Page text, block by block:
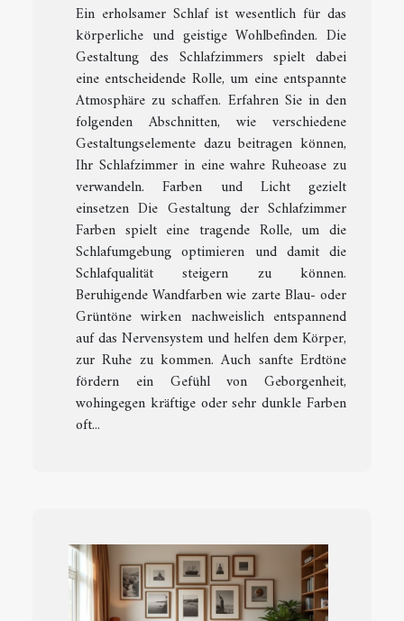
Ein erholsamer Schlaf ist wesentlich für das
körperliche und geistige Wohlbefinden. Die
Gestaltung des Schlafzimmers spielt dabei
eine entscheidende Rolle, um eine entspannte
Atmosphäre zu schaffen. Erfahren Sie in den
folgenden Abschnitten, wie verschiedene
Gestaltungselemente dazu beitragen können,
Ihr Schlafzimmer in eine wahre Ruheoase zu
verwandeln. Farben und Licht gezielt
einsetzen Die Gestaltung der Schlafzimmer
Farben spielt eine tragende Rolle, um die
Schlafumgebung optimieren und damit die
Schlafqualität steigern zu können.
Beruhigende Wandfarben wie zarte Blau- oder
Grüntöne wirken nachweislich entspannend
auf das Nervensystem und helfen dem Körper,
zur Ruhe zu kommen. Auch sanfte Erdtöne
fördern ein Gefühl von Geborgenheit,
wohingegen kräftige oder sehr dunkle Farben
oft...